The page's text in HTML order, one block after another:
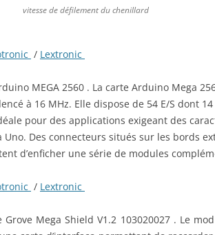
vitesse de défilement du chenillard
/ Lextronic
MEGA 2560 . La carte Arduino Mega
à 16 MHz. Elle dispose de 54 E/S dont
pour des applications exigeant des
Uno. Des connecteurs situés sur les bords
d’enficher une série de modules
/ Lextronic
Grove Mega Shield V1.2 103020027 . Le